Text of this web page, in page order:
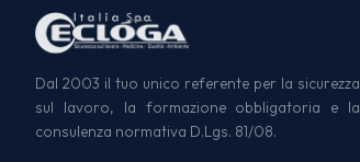
Dal 2003 il tuo unico referente per la sicurezza
sul lavoro, la formazione obbligatoria e la
consulenza normativa D.Lgs. 81/08.